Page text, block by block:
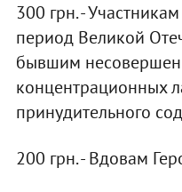
300 грн. -
период Великой
бывшим
концентрационных
принудительного
200 грн. - Вдовам